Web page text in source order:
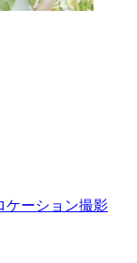
ケーション撮影